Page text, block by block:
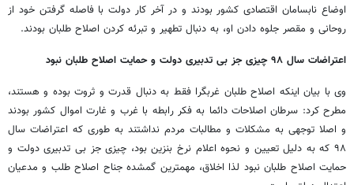
اوضاع نابسامان اقتصادی کشور بودند و در آخر کار دولت با فاصله گرفتن خود از
روحانی و مقصر جلوه دادن او، به دنبال تطهیر و تبرئه کردن اصلاح طلبان بودند.
اعتراضات سال ۹۸ چیزی جز بی تدبیری دولت و حمایت اصلاح طلبان نبود
وی با بیان اینکه اصلاح طلبان غربگرا فقط به دنبال قدرت و ثروت بوده و هستند،
مطرح کرد: سرطان اصلاحات دائما به فکر رابطه با غرب و غارت اموال کشور بودند
و اصلا توجهی به مشکلات و مطالبات مردم نداشتند به طوری که اعتراضات سال
۹۸ که به دلیل تعیین و نحوه اعلام نرخ بنزین بود، چیزی جز بی تدبیری دولت و
حمایت اصلاح طلبان نبود لذا اخلاق، مهمترین گمشده جناح اصلاح طلب و مدعیان